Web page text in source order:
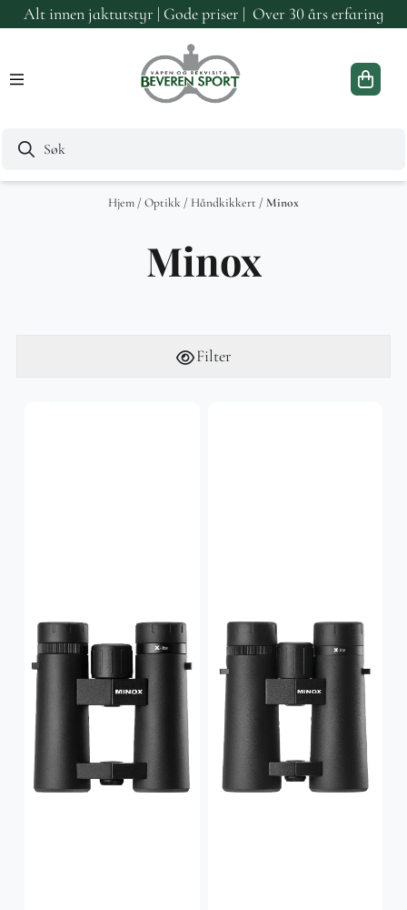
Hopp til innhold
Alt innen jaktutstyr | Gode priser | Over 30 års erfaring
Hjem /Optikk / Håndkikkert /Minox
Minox
Filter